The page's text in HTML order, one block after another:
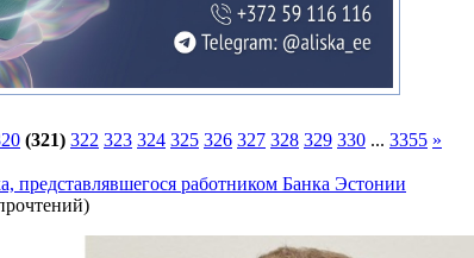
(321) 322 323 324 325 326 327 328 329 330 ... 3355 »
работником Банка Эстонии
)